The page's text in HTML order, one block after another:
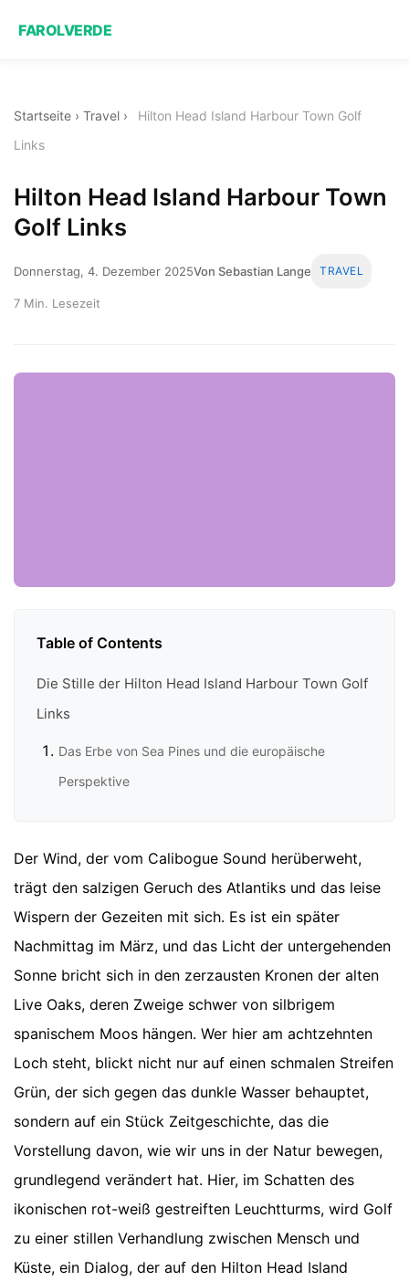
FAROLVERDE
Startseite › Travel ›
Hilton Head Island Harbour Town Golf
Links
Hilton Head Island Harbour Town
Golf Links
Donnerstag, 4. Dezember 2025Von Sebastian Lange TRAVEL
7 Min. Lesezeit
Table of Contents
Die Stille der Hilton Head Island Harbour Town Golf
Links
Das Erbe von Sea Pines und die europäische
Perspektive
Der Wind, der vom Calibogue Sound herüberweht,
trägt den salzigen Geruch des Atlantiks und das leise
Wispern der Gezeiten mit sich. Es ist ein später
Nachmittag im März, und das Licht der untergehenden
Sonne bricht sich in den zerzausten Kronen der alten
Live Oaks, deren Zweige schwer von silbrigem
spanischem Moos hängen. Wer hier am achtzehnten
Loch steht, blickt nicht nur auf einen schmalen Streifen
Grün, der sich gegen das dunkle Wasser behauptet,
sondern auf ein Stück Zeitgeschichte, das die
Vorstellung davon, wie wir uns in der Natur bewegen,
grundlegend verändert hat. Hier, im Schatten des
ikonischen rot-weiß gestreiften Leuchtturms, wird Golf
zu einer stillen Verhandlung zwischen Mensch und
Küste, ein Dialog, der auf den Hilton Head Island